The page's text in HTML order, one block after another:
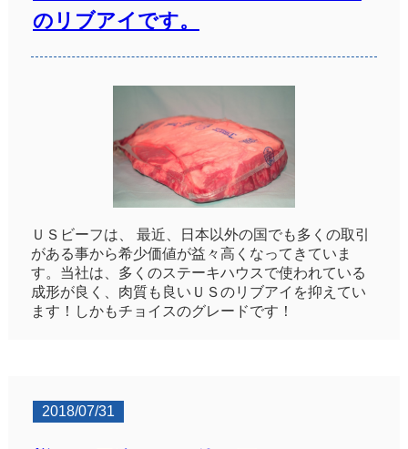
のリブアイです。
ＵＳビーフは、 最近、日本以外の国でも多くの取引
がある事から希少価値が益々高くなってきていま
す。当社は、多くのステーキハウスで使われている
成形が良く、肉質も良いＵＳのリブアイを抑えてい
ます！しかもチョイスのグレードです！
2018/07/31